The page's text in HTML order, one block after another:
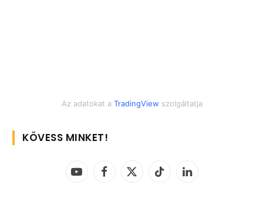
Az adatokat a TradingView szolgáltatja
KÖVESS MINKET!
YouTubeFacebook
X
TikTok LinkedIn